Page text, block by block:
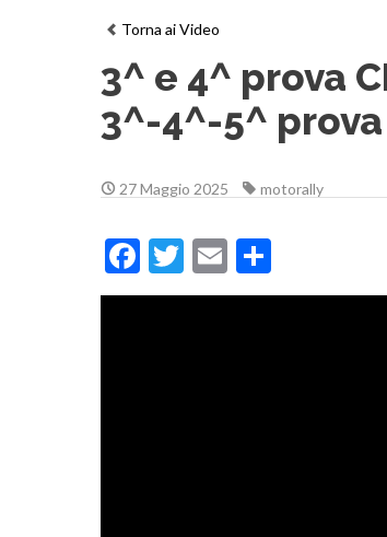
Torna ai Video
3^ e 4^ prova
3^-4^-5^ prova
27 Maggio 2025 motorally
Facebook
Twitter
Email